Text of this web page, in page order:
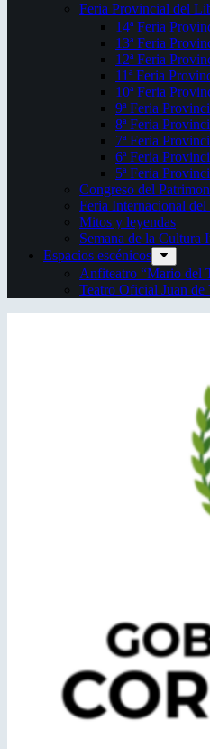
Feria Provincial del
14ª Feria
13ª Feria
12ª Feria
11ª Feria
10ª Feria
9ª Feria
8ª Feria
7ª Feria
6ª Feria
5ª Feria
Congreso del
Feria Internacional
Mitos y leyendas
Semana de la Cultura
Espacios escénicos
Anfiteatro “Mario del
Teatro Oficial Juan de